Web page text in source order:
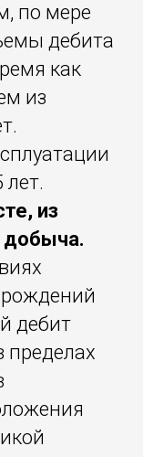
по мере
дебита
как
из
из
добыча.
дебит